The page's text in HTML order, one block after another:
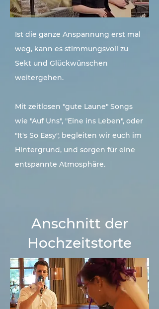
Ist die ganze Anspannung erst mal
weg, kann es stimmungsvoll zu
Sekt und Glückwünschen
weitergehen.
Mit zeitlosen "gute Laune" Songs
wie "Auf Uns", "Eine ins Leben", oder
"It's So Easy", begleiten wir euch im
Hintergrund, und sorgen für eine
entspannte Atmosphäre.
Anschnitt der
Hochzeitstorte